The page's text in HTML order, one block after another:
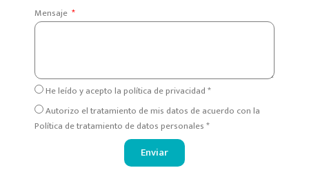
Mensaje
He leído y acepto la política de privacidad *
Autorizo el tratamiento de mis datos de acuerdo con la
Política de tratamiento de datos personales *
Enviar